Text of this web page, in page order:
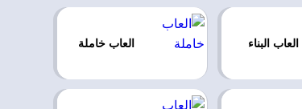
العاب البناء العاب خاملة